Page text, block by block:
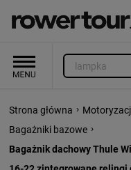
Strona główna ›
Bagażniki bazowe ›
Bagażnik dachowy Thule